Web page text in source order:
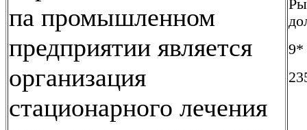
па промышленном
предприятии является
организация
стационарного лечения
9*